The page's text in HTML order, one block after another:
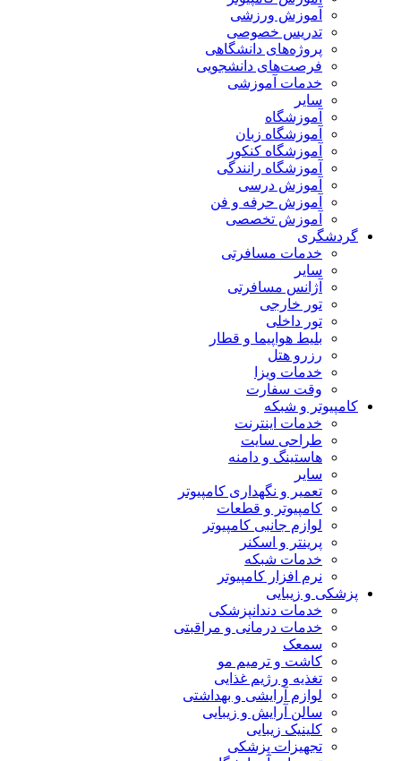
آموزش ورزشی
تدریس خصوصی
پروژه‌های دانشگاهی
فرصت‌های دانشجویی
خدمات آموزشی
سایر
آموزشگاه
آموزشگاه زبان
آموزشگاه کنکور
آموزشگاه رانندگی
آموزش درسی
آموزش حرفه و فن
آموزش تخصصی
گردشگری
خدمات مسافرتی
سایر
آژانس مسافرتی
تور خارجی
تور داخلی
بلیط هواپیما و قطار
رزرو هتل
خدمات ویزا
وقت سفارت
کامپیوتر و شبکه
خدمات اینترنت
طراحی سایت
هاستینگ و دامنه
سایر
تعمیر و نگهداری کامپیوتر
کامپیوتر و قطعات
لوازم جانبی کامپیوتر
پرینتر و اسکنر
خدمات شبکه
نرم افزار کامپیوتر
پزشکی و زیبایی
خدمات دندانپزشکی
خدمات درمانی و مراقبتی
سمعک
کاشت و ترمیم مو
تغذیه و رژیم غذایی
لوازم آرایشی و بهداشتی
سالن آرایش و زیبایی
کلینیک زیبایی
تجهیزات پزشکی